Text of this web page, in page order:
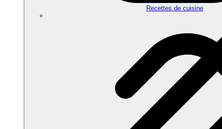
Recettes de cuisine